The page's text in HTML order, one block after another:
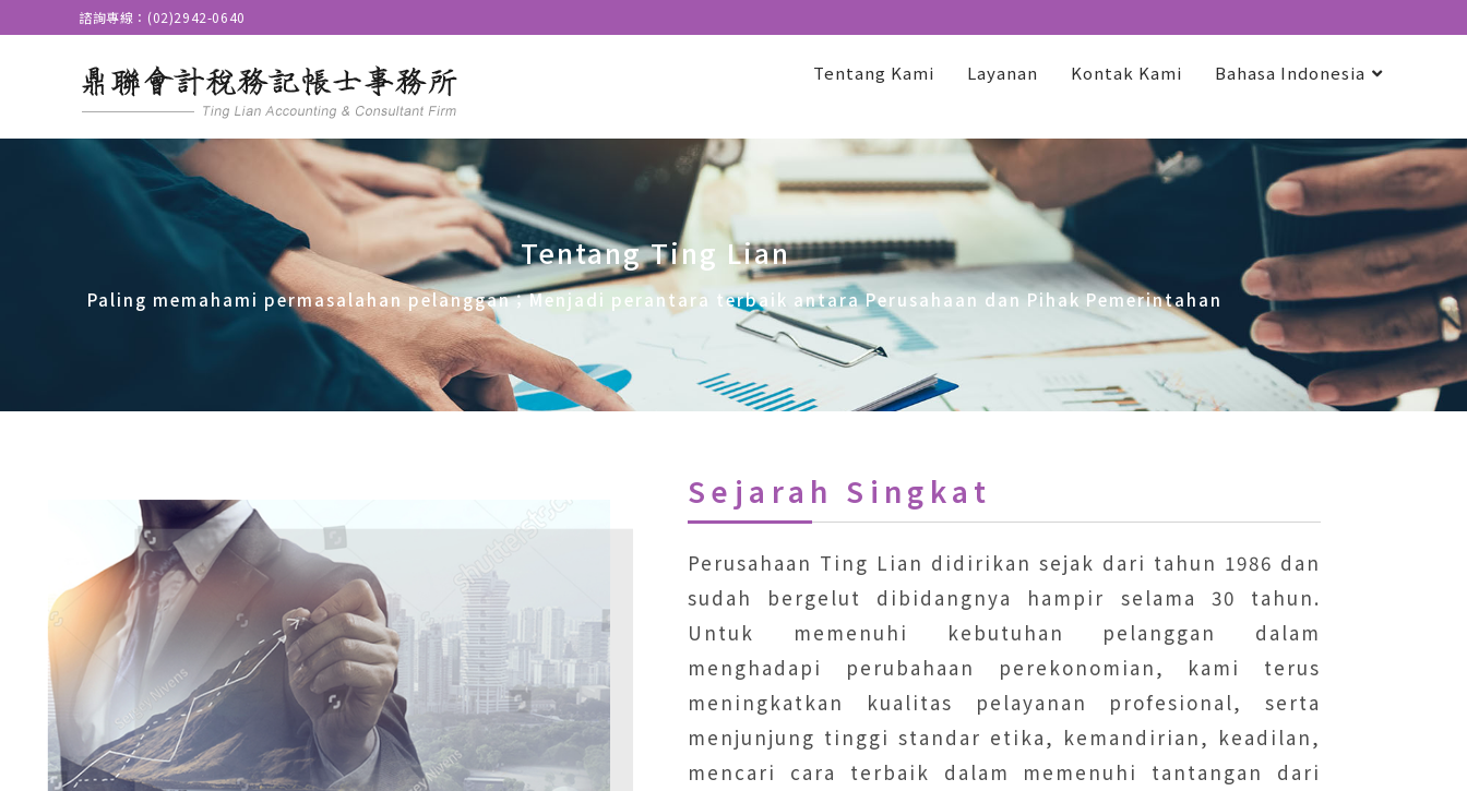
諮詢專線：(02)2942-0640
Tentang Kami Layanan Kontak Kami Bahasa Indonesia
Tentang Ting Lian
Paling memahami permasalahan pelanggan；Menjadi perantara terbaik antara Perusahaan dan Pihak Pemerintahan
Sejarah Singkat
Perusahaan Ting Lian didirikan sejak dari tahun 1986 dan
sudah bergelut dibidangnya hampir selama 30 tahun.
Untuk memenuhi kebutuhan pelanggan dalam
menghadapi perubahaan perekonomian, kami terus
meningkatkan kualitas pelayanan profesional, serta
menjunjung tinggi standar etika, kemandirian, keadilan,
mencari cara terbaik dalam memenuhi tantangan dari